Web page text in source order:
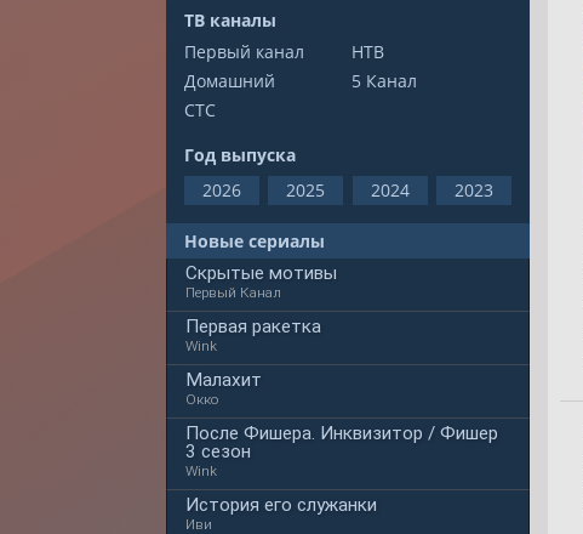
ТВ каналы
Первый канал
НТВ
Домашний
5 Канал
СТС
Год выпуска
2026
2025 2024 2023
Новые сериалы
Скрытые мотивы
Первый Канал
Первая ракетка
Wink
Малахит
Окко
После Фишера. Инквизитор / Фишер
3 сезон
Wink
История его служанки
Иви